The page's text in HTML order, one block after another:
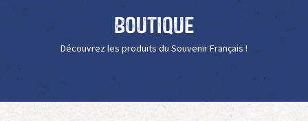
Boutique
Découvrez les produits du Souvenir Français !